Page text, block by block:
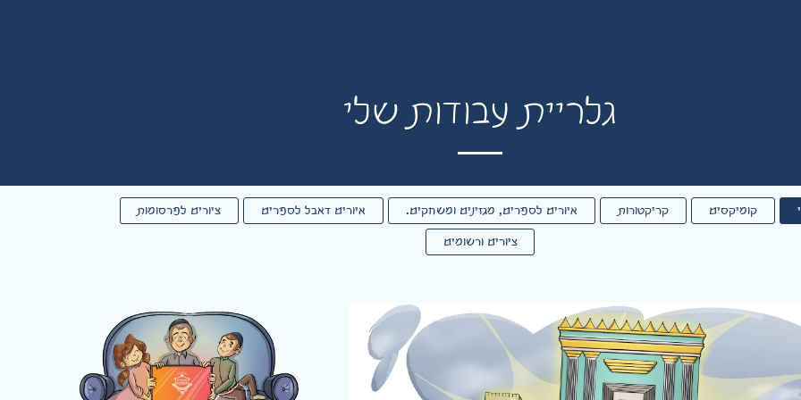
גלריית עבודות שלי
קומיקסים קריקטורות איורים לספרים, מגזינים ומשחקים. איורים דאבל לספרים ציורים לפרסומות
ציורים ורשומים